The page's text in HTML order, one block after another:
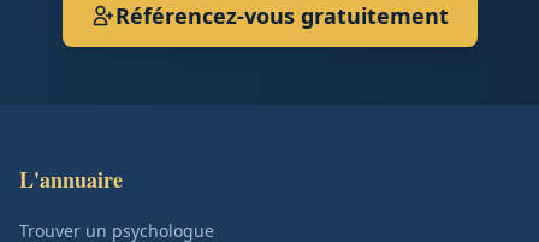
Référencez-vous gratuitement
L'annuaire
Trouver un psychologue